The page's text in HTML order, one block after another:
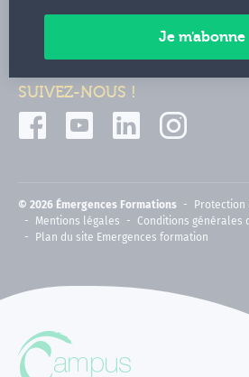
Paiements sécurisés
SUIVEZ-NOUS !
© 2026 Émergences Formations
Protection
Mentions légales
Conditions générales
Plan du site Emergences formation